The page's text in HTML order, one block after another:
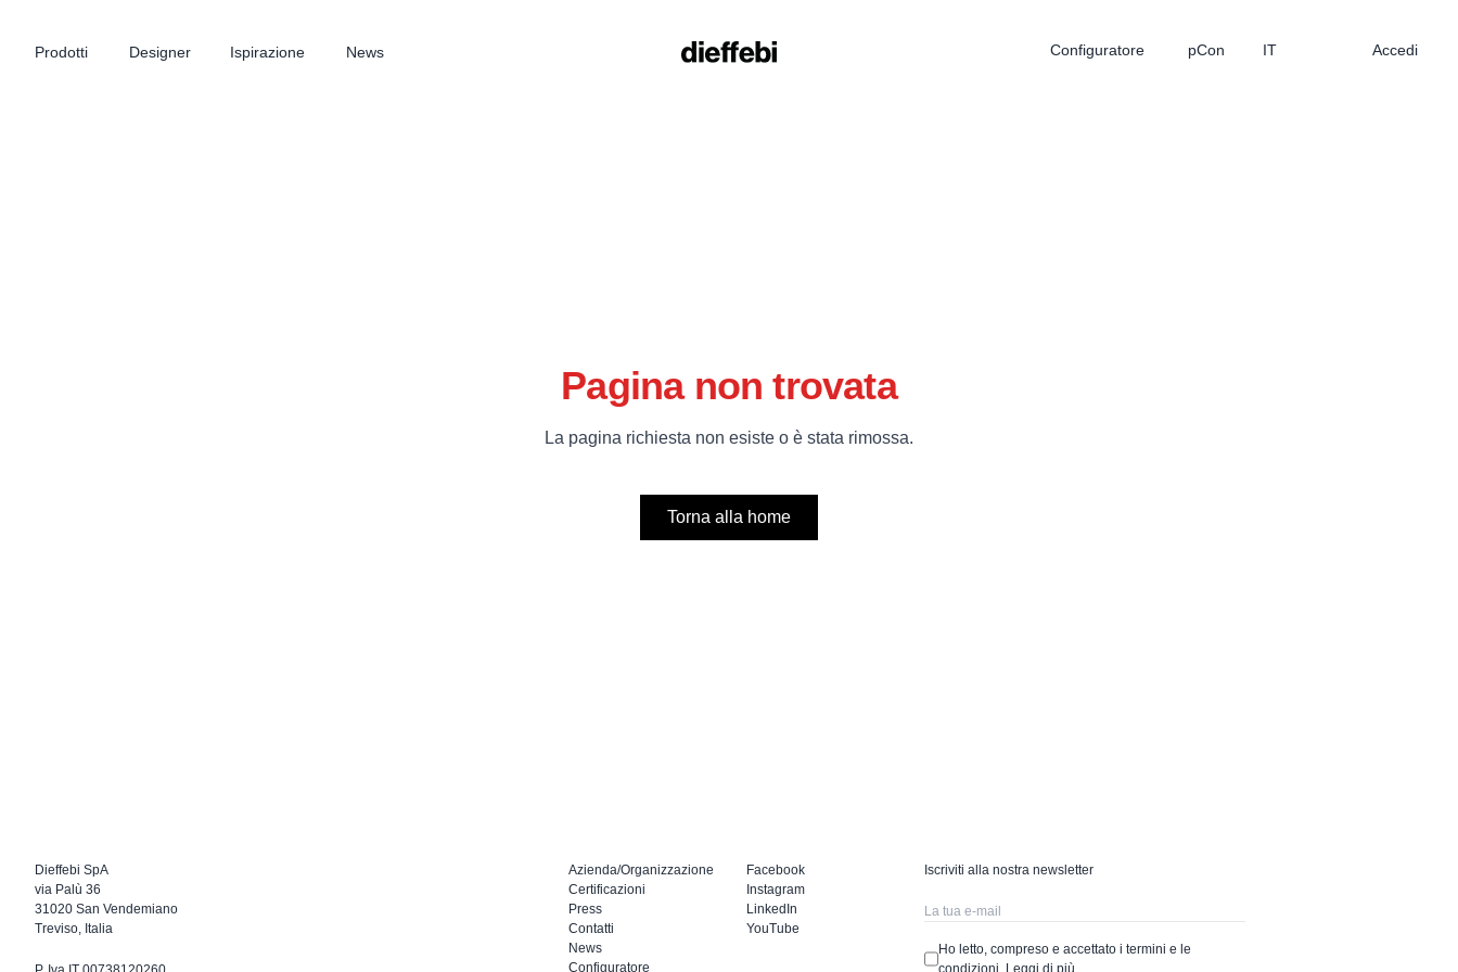
Prodotti Designer Ispirazione News Configuratore pCon IT Accedi
Pagina non trovata
La pagina richiesta non esiste o è stata rimossa.
Torna alla home
Dieffebi SpA
via Palù 36
31020 San Vendemiano
Treviso, Italia
Azienda/Organizzazione
Certificazioni
Press
Contatti
News
Configuratore
Facebook
Instagram
LinkedIn
YouTube
Iscriviti alla nostra newsletter
Ho letto, compreso e accettato i termini e le
condizioni.
Leggi di più